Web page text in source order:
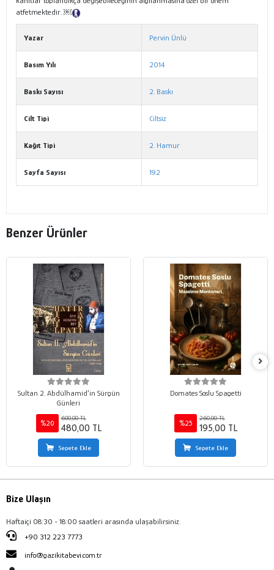
atfetmektedir. ￼
Yazar Pervin Ünlü
Basım Yılı 2014
Baskı Sayısı 2. Baskı
Cilt Tipi Ciltsiz
Kağıt Tipi 2. Hamur
Sayfa Sayısı 192
Benzer Ürünler
Sultan 2. Abdülhamid’in Sürgün
Günleri
%20
600,00 TL
480,00 TL
Sepete Ekle
Domates Soslu Spagetti
%25
260,00 TL
195,00 TL
Sepete Ekle
Bize Ulaşın
Haftaiçi 08:30 - 18:00 saatleri arasında ulaşabilirsiniz.
+90 312 223 7773
info@gazikitabevi.com.tr